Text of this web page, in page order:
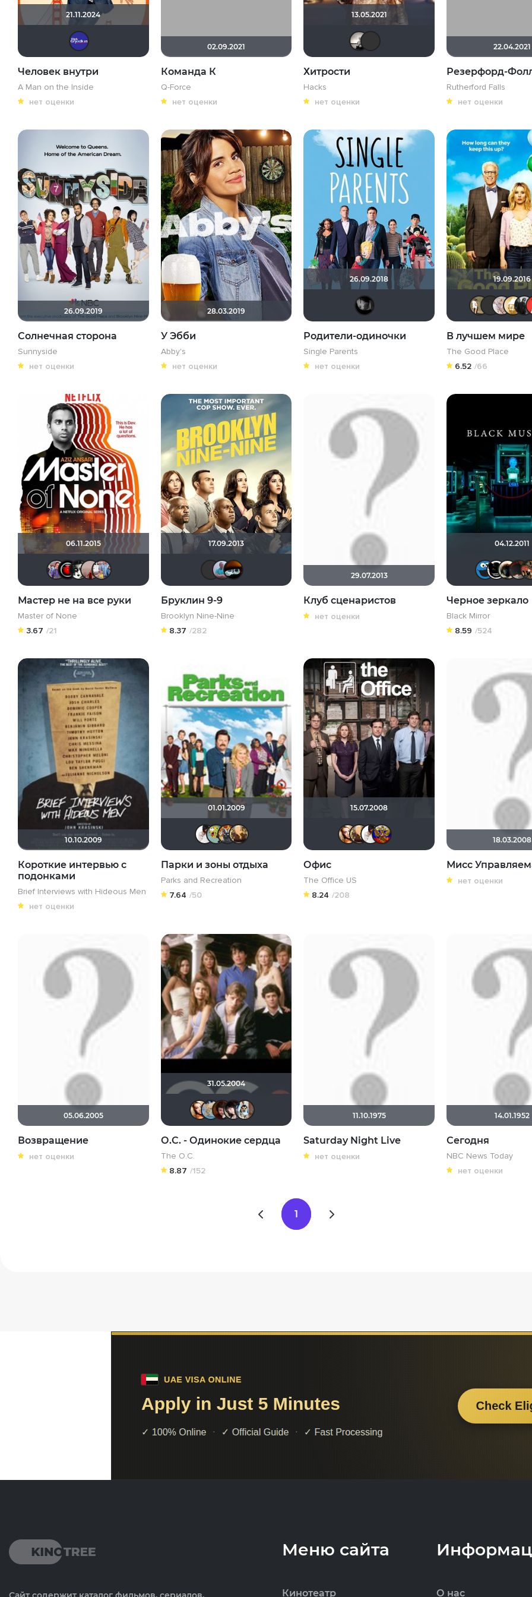
21.11.2024
Gryadk.in
Человек внутри
A Man on the Inside
нет оценки
02.09.2021
Команда К
Q-Force
нет оценки
13.05.2021
Рижанка
Клео04
Хитрости
Hacks
нет оценки
22.04.2021
Резерфорд-
Rutherford Falls
нет оценки
26.09.2019
Солнечная сторона
Sunnyside
нет оценки
28.03.2019
У Эбби
Abby's
нет оценки
26.09.2018
Родители-одиночки
Single Parents
нет оценки
19.09.2016
В лучшем мире
The Good Place
6.52 /66
06.11.2015
pawlick
Мастер не на все руки
Master of None
3.67 /21
17.09.2013
IenKazami
Дима Санин
Лелик
Бруклин 9-9
Brooklyn Nine-Nine
8.37 /282
29.07.2013
Клуб сценаристов
нет оценки
04.12.2011
Черное зеркало
Black Mirror
8.59 /524
10.10.2009
Короткие интервью с
подонками
Brief Interviews with Hideous Men
нет оценки
01.01.2009
Парки и зоны отдыха
Parks and Recreation
7.64 /50
15.07.2008
zloe_aloee
jane432
struk84
Офис
The Office US
8.24 /208
18.03.2008
Мисс
нет оценки
05.06.2005
Возвращение
нет оценки
31.05.2004
Victori_aBelyShum
Sweta89
Константуэла
О.С. - Одинокие сердца
The O.C.
8.87 /152
11.10.1975
Saturday Night Live
нет оценки
14.01.1952
Сегодня
NBC News Today
нет оценки
1
Меню сайта
Кинотеатр О нас